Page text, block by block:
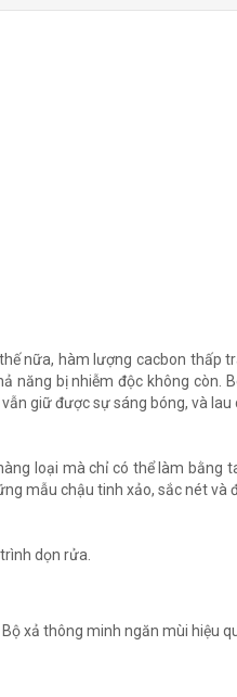
nữa, hàm lượng cacbon thấp
năng bị nhiễm độc không còn.
giữ được sự sáng bóng, và lau
loại mà chỉ có thể làm bằng
mẫu chậu tinh xảo, sắc nét và
dọn rửa.
xả thông minh ngăn mùi hiệu